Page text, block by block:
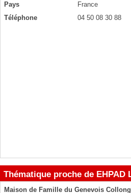
Pays
France
Téléphone
04 50 08 30 88
Thématique proche de EHPAD
Maison de Famille du Genevois